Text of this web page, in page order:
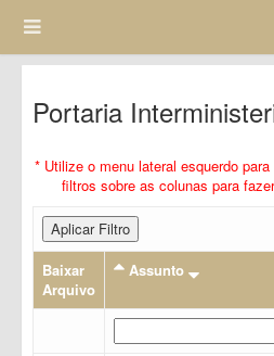
Portaria
* Utilize o menu lateral esquerdo
filtros sobre as colunas para
Aplicar Filtro
Baixar
Arquivo
Assunto